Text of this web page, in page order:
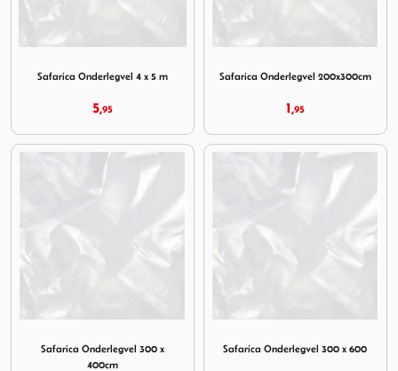
Safarica Onderlegvel 4 x 5 m
5,95
Safarica Onderlegvel 200x300cm
1,95
Safarica Onderlegvel 300 x
400cm
Safarica Onderlegvel 300 x 600